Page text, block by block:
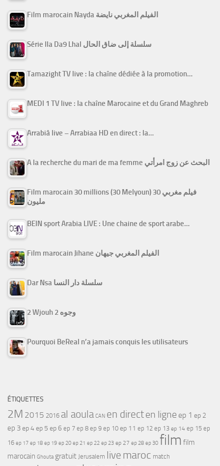
Film marocain Nayda الفيلم المغربي نايضة
Série Ila Da9 Lhal سلسلة إلى ضاق الحال
Tamazight TV live : la chaîne dédiée à la promotion…
MEDI 1 TV live : la chaîne Marocaine et du Grand Maghreb
Arrabiâ live – Arrabiaa HD en direct : la…
A la recherche du mari de ma femme البحث عن زوج امرأتي
Film marocain 30 millions (30 Melyoun) فيلم مغربي 30
مليون
BEIN sport Arabia LIVE : Une chaine de sport arabe…
Film marocain Jihane الفيلم المغربي جيهان
Dar Nsa سلسلة دار النسا
2 Wjouh 2 وجوه
Pourquoi BeReal n’a jamais conquis les utilisateurs
ÉTIQUETTES
2M 2015 2016 al aoula CAN en directen ligne ep 1 ep 2
ep 3ep 4ep 5 ep 6 ep 7 ep 8 ep 9 ep 10 ep 11 ep 12 ep 13 ep 14 ep 15 ep
16 ep 17 ep 18 ep 19 ep 20 ep 21 ep 22 ep 23 ep 27 ep 28 ep 30 film film
marocain Ghouta gratuit Jerusalem live maroc match